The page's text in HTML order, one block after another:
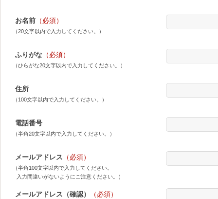
お名前 （必須）
（20文字以内で入力してください。）
ふりがな （必須）
（ひらがな20文字以内で入力してください。）
住所
（100文字以内で入力してください。）
電話番号
（半角20文字以内で入力してください。）
メールアドレス （必須）
（半角100文字以内で入力してください。
入力間違いがないようにご注意ください。）
メールアドレス（確認） （必須）